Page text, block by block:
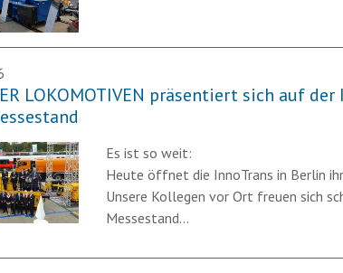
LOKOMOTIVEN präsentiert sich auf der
Es ist so weit:
Heute öffnet die InnoTrans in Berlin
Unsere Kollegen vor Ort freuen sich
Messestand…